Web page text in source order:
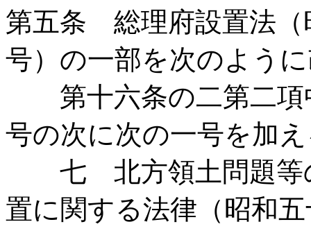
第五条 総理府設置法（
号）の一部を次のよう
第十六条の二第二項
号の次に次の一号を加
七 北方領土問題等
置に関する法律（昭和